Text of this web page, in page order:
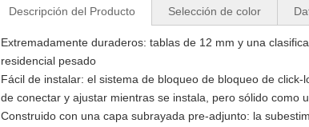
Descripción del Producto Selección de color
Extremadamente duraderos: tablas de 12 mm y una
residencial pesado
Fácil de instalar: el sistema de bloqueo de bloqueo de
de conectar y ajustar mientras se instala, pero sólido como
Construido con una capa subrayada pre-adjunto: la